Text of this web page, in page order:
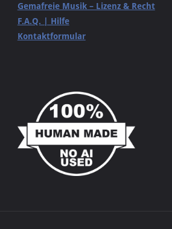
Gemafreie Musik – Lizenz & Recht
F.A.Q. | Hilfe
Kontaktformular